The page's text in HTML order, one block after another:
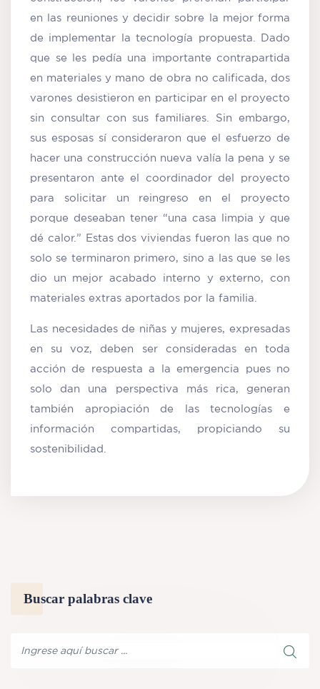
en las reuniones y decidir sobre la mejor forma
de implementar la tecnología propuesta. Dado
que se les pedía una importante contrapartida
en materiales y mano de obra no calificada, dos
varones desistieron en participar en el proyecto
sin consultar con sus familiares. Sin embargo,
sus esposas sí consideraron que el esfuerzo de
hacer una construcción nueva valía la pena y se
presentaron ante el coordinador del proyecto
para solicitar un reingreso en el proyecto
porque deseaban tener “una casa limpia y que
dé calor.” Estas dos viviendas fueron las que no
solo se terminaron primero, sino a las que se les
dio un mejor acabado interno y externo, con
materiales extras aportados por la familia.
Las necesidades de niñas y mujeres, expresadas
en su voz, deben ser consideradas en toda
acción de respuesta a la emergencia pues no
solo dan una perspectiva más rica, generan
también apropiación de las tecnologías e
información compartidas, propiciando su
sostenibilidad.
Buscar palabras clave